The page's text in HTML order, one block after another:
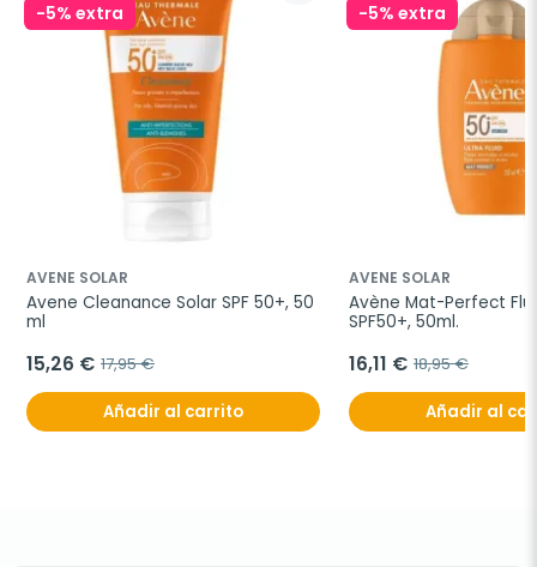
-5% extra
AVENE SOLAR
Avene Cleanance Solar SPF 50+, 50
ml
15,26 € 17,95 €
Añadir al carrito
-5% extra
AVENE SOLAR
Avène Mat-Perfect
SPF50+, 50ml.
16,11 € 18,95 €
Añadir al